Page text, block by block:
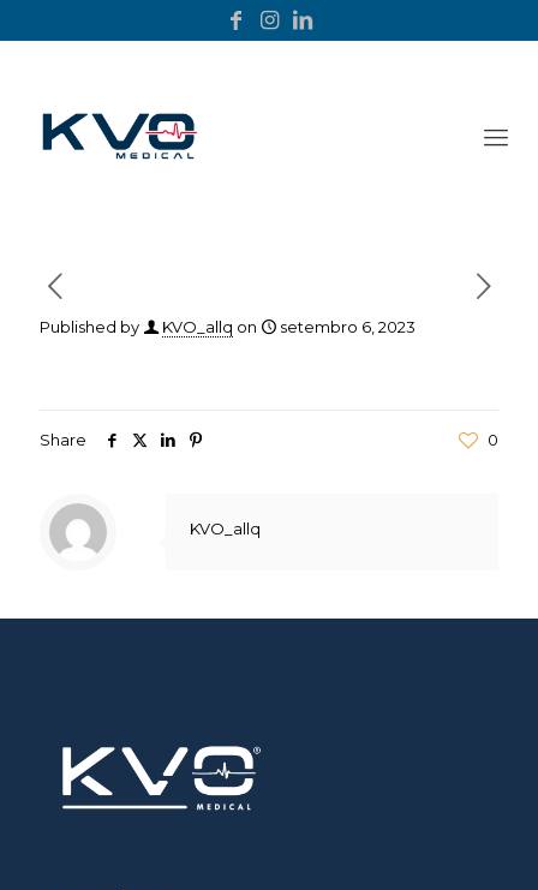
Published by KVO_allq on setembro 6, 2023
Share 0
KVO_allq